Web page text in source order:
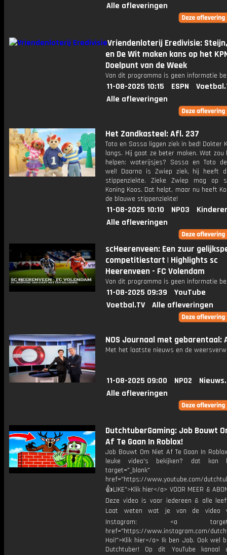
Alle afleveringen
Vriendenloterij Eredivisie:
en De Wit maken kans op het
Doelpunt van de Week
Van dit programma is geen informatie
11-08-2025 10:15 ESPN
Alle afleveringen
Het Zandkasteel: Afl. 237
Toto en Sassa liggen ziek in bed! Dokter
langs. Hij gaat ze beter maken. Wat
helpen: waterijsjes? Sassa en Toto
wel! Daarna is Zwiep ziek, hij heeft
stippenziekte. Zieke Zwiep mag op
Koning Koos. Dat helpt, maar nu heeft
de blauwe stippenziekte!
11-08-2025 10:10 NPO3
Alle afleveringen
scHeerenveen: Een zuur
competitiestart | Highlights sc
Heerenveen - FC Volendam
Van dit programma is geen informatie
11-08-2025 09:39
YouTube
Voetbal.TV
Alle afleveringen
NOS Journaal met gebarentaal:
Met het laatste nieuws en de
11-08-2025 09:00 NPO2
Alle afleveringen
DutchtuberGaming: Job Bouwt
Af Te Gaan In Roblox!
Job Bouwt Om Niet Af Te Gaan In
leuke video's bekijken? dat kan
target="_blank"
href="https://www.youtube.com/
👍LIKE">Klik hier</a> VOOR MEER &
Deze video is voor iedereen & alle
Laat weten wat je van de video
Instagram: <a
href="https://www.instagram.com/
Hoi!">Klik hier</a> Ik ben Job. Ook wel
Dutchtuber! Op dit YouTube kanaal